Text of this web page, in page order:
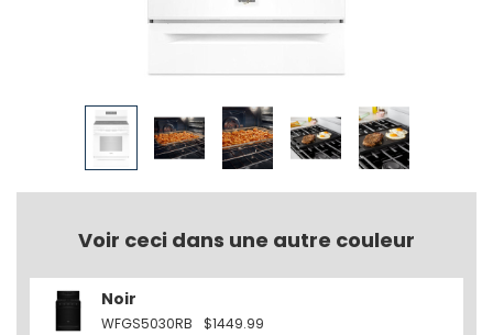
Voir ceci dans une autre couleur
Noir
WFGS5030RB $1449.99